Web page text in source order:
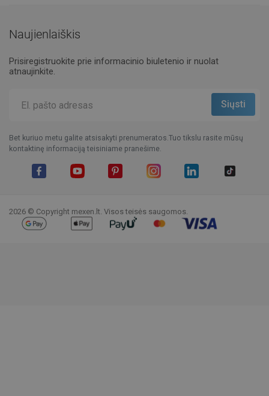
Naujienlaiškis
Prisiregistruokite prie informacinio biuletenio ir nuolat
atnaujinkite.
Bet kuriuo metu galite atsisakyti prenumeratos.Tuo tikslu rasite mūsų
kontaktinę informaciją teisiniame pranešime.
2026 © Copyright mexen.lt. Visos teisės saugomos.